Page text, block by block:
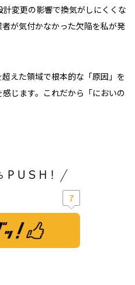
変更の影響で換気がしにくくな
が気付かなかった欠陥を私が発
えた領域で根本的な「原因」を
じます。これだから「においの
7